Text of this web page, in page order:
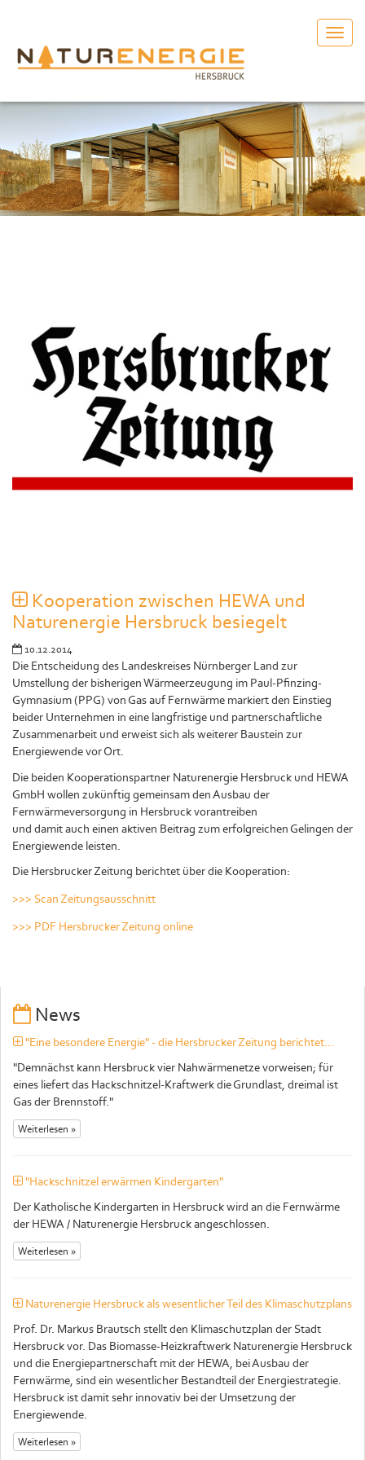
Kooperation zwischen HEWA und
Naturenergie Hersbruck besiegelt
10.12.2014
Die Entscheidung des Landeskreises Nürnberger Land zur
Umstellung der bisherigen Wärmeerzeugung im Paul-Pfinzing-
Gymnasium (PPG) von Gas auf Fernwärme markiert den Einstieg
beider Unternehmen in eine langfristige und partnerschaftliche
Zusammenarbeit und erweist sich als weiterer Baustein zur
Energiewende vor Ort.
Die beiden Kooperationspartner Naturenergie Hersbruck und HEWA
GmbH wollen zukünftig gemeinsam den Ausbau der
Fernwärmeversorgung in Hersbruck vorantreiben
und damit auch einen aktiven Beitrag zum erfolgreichen Gelingen der
Energiewende leisten.
Die Hersbrucker Zeitung berichtet über die Kooperation:
>>> Scan Zeitungsausschnitt
>>> PDF Hersbrucker Zeitung online
News
"Eine besondere Energie" - die Hersbrucker Zeitung berichtet...
"Demnächst kann Hersbruck vier Nahwärmenetze vorweisen; für
eines liefert das Hackschnitzel-Kraftwerk die Grundlast, dreimal ist
Gas der Brennstoff."
Weiterlesen »
"Hackschnitzel erwärmen Kindergarten"
Der Katholische Kindergarten in Hersbruck wird an die Fernwärme
der HEWA / Naturenergie Hersbruck angeschlossen.
Weiterlesen »
Naturenergie Hersbruck als wesentlicher Teil des Klimaschutzplans
Prof. Dr. Markus Brautsch stellt den Klimaschutzplan der Stadt
Hersbruck vor. Das Biomasse-Heizkraftwerk Naturenergie Hersbruck
und die Energiepartnerschaft mit der HEWA, bei Ausbau der
Fernwärme, sind ein wesentlicher Bestandteil der Energiestrategie.
Hersbruck ist damit sehr innovativ bei der Umsetzung der
Energiewende.
Weiterlesen »